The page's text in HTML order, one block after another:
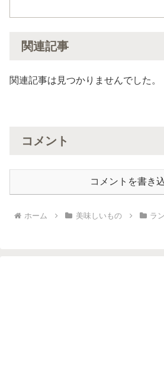
関連記事
関連記事は見つかりませんでした。
コメント
コメントを書き
ホーム 美味しいもの ラ